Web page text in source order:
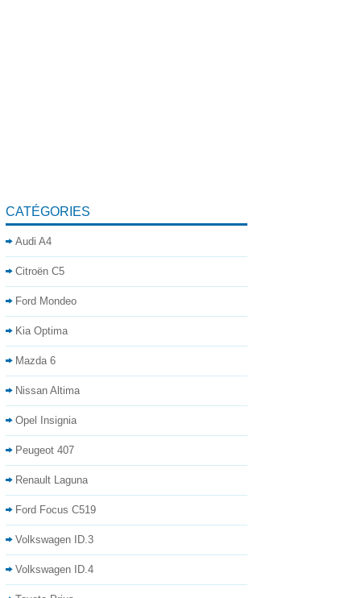
CATÉGORIES
Audi A4
Citroën C5
Ford Mondeo
Kia Optima
Mazda 6
Nissan Altima
Opel Insignia
Peugeot 407
Renault Laguna
Ford Focus C519
Volkswagen ID.3
Volkswagen ID.4